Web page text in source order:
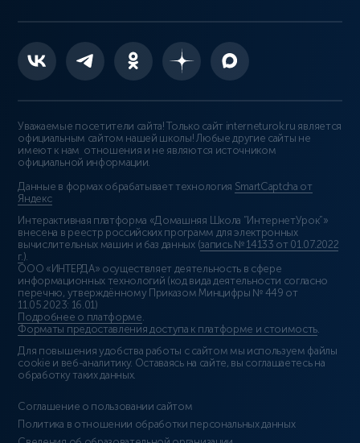
Уважаемые посетители сайта! Только сайт interneturok.ru является
официальным сайтом нашей школы! Любые другие сайты не
имеют к нам отношения и не являются источником
официальной информации.
Данные в формах обрабатывает технология SmartCaptcha от
Яндекс
Интерактивная платформа «Домашняя Школа “ИнтернетУрок”»
внесена в реестр российских программ для электронных
вычислительных машин и баз данных (запись № 14133 от 01.07.2022
г.).
ООО «ИНТЕРДА» осуществляет деятельность в сфере
информационных технологий (код вида деятельности согласно
перечню, утверждённому Приказом Минцифры № 449 от
11.05.2023: 16.01)
Подробнее о платформе.
Форматы предоставления доступа к платформе и стоимость.
Для повышения удобства работы с сайтом мы используем файлы
cookie и веб-аналитику. Оставаясь на сайте, вы соглашаетесь на
обработку таких данных.
Соглашение о пользовании сайтом
Политика в отношении обработки персональных данных